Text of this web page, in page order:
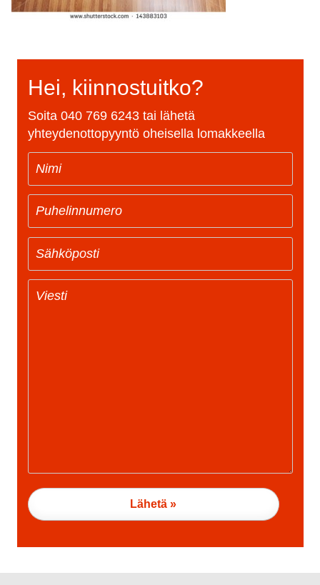
Hei, kiinnostuitko?
Soita 040 769 6243tai lähetä
yhteydenottopyyntö oheisella lomakkeella